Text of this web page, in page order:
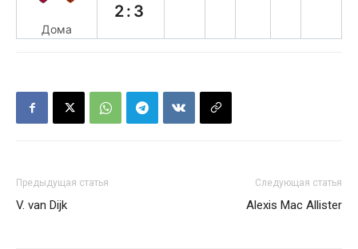
Дома
2:3
Предыдущая статья
V. van Dijk
Следующая статья
Alexis Mac Allister